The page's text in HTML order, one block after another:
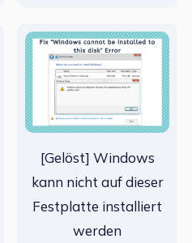
[Gelöst] Windows
kann nicht auf dieser
Festplatte installiert
werden